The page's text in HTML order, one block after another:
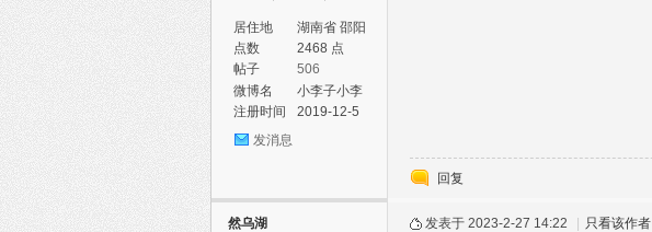
居住地
湖南省 邵阳
市 邵阳县
点数
2468 点
帖子
506
微博名
小李子小李
子梦思思
注册时间
2019-12-5
发消息
回复
然乌湖 发表于 2023-2-27 14:22 只看该作者